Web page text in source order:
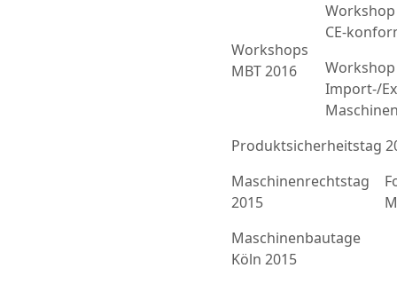
Workshops
MBT 2016
CE-
Import-/
Produktsicherheitstag
Maschinenrechtstag
2015
Maschinenbautage
Köln 2015